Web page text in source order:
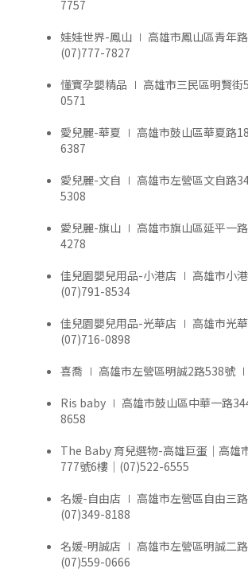
7757
娃娃世界-鳳山 ∣ 高雄市鳳山區青年
(07)777-7827
懂寶孕嬰精品 ∣ 高雄市三民區明賢
0571
愛兒麗-華夏 ∣ 高雄市鼓山區華夏路
6387
愛兒麗-文自 ∣ 高雄市左營區文自路
5308
愛兒麗-旗山 ∣ 高雄市旗山區延平一
4278
佳兒園嬰兒用品-小港店 ∣ 高雄市小
(07)791-8534
佳兒園嬰兒用品-光華店 ∣ 高雄市光
(07)716-0898
喜喬 ∣ 高雄市左營區明誠2路538號
Ris baby ∣ 高雄市鼓山區中華一路
8658
The Baby 育兒選物-高雄巨蛋｜高雄
777號6樓｜(07)522-6555
名媛-自由店 ∣ 高雄市左營區自由三
(07)349-8188
名媛-明誠店 ∣ 高雄市左營區明誠二
(07)559-0666